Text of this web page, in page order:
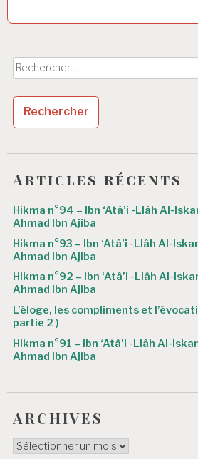
t
i
o
e
l
’
a
r
t
i
c
l
e
Rechercher :
Articles récents
Hikma n°94 – Ibn ‘Atâ’i -Llâh Al-
Ahmad Ibn Ajiba
Hikma n°93 – Ibn ‘Atâ’i -Llâh Al-
Ahmad Ibn Ajiba
Hikma n°92 – Ibn ‘Atâ’i -Llâh Al-
Ahmad Ibn Ajiba
L’éloge, les compliments et
partie 2 )
Hikma n°91 – Ibn ‘Atâ’i -Llâh Al-
Ahmad Ibn Ajiba
ARCHIVES
ARCHIVES